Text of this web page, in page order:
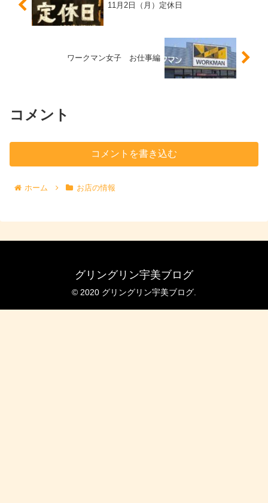
11月2日（月）定休日
ワークマン女子 お仕事編
コメント
コメントを書き込む
ホーム お店の情報
グリングリン宇美ブログ
© 2020 グリングリン宇美ブログ.